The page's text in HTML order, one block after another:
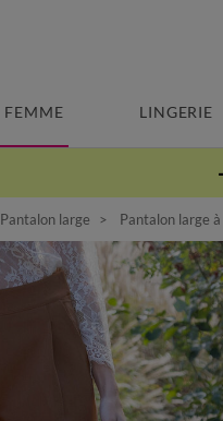
FEMME LINGERIE
Pantalon large Pantalon large